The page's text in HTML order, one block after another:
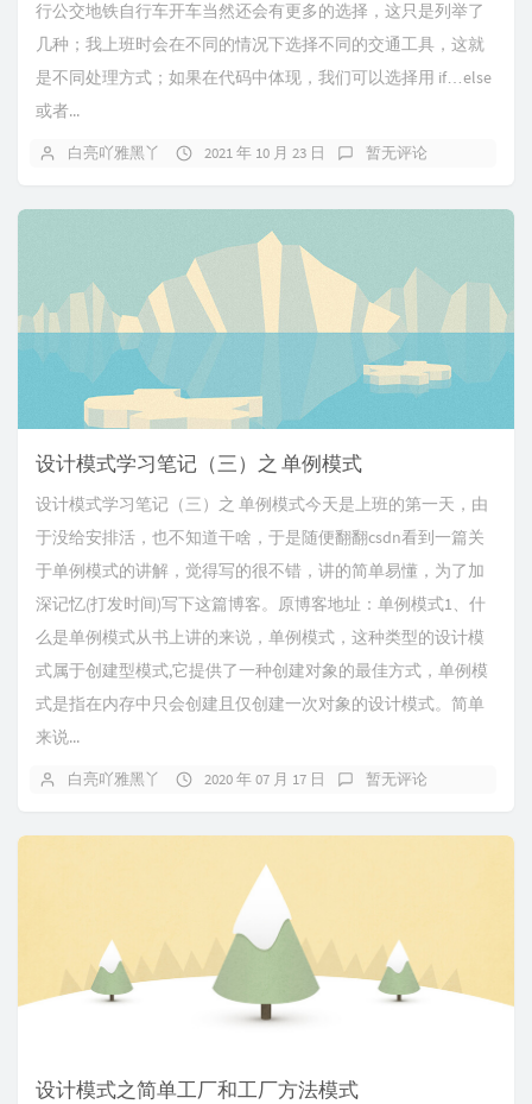
行公交地铁自行车开车当然还会有更多的选择，这只是列举了
几种；我上班时会在不同的情况下选择不同的交通工具，这就
是不同处理方式；如果在代码中体现，我们可以选择用 if…else
或者...
白亮吖雅黑丫 2021 年 10 月 23 日 暂无评论
设计模式学习笔记（三）之 单例模式
设计模式学习笔记（三）之 单例模式今天是上班的第一天，由
于没给安排活，也不知道干啥，于是随便翻翻csdn看到一篇关
于单例模式的讲解，觉得写的很不错，讲的简单易懂，为了加
深记忆(打发时间)写下这篇博客。原博客地址：单例模式1、什
么是单例模式从书上讲的来说，单例模式，这种类型的设计模
式属于创建型模式,它提供了一种创建对象的最佳方式，单例模
式是指在内存中只会创建且仅创建一次对象的设计模式。简单
来说...
白亮吖雅黑丫 2020 年 07 月 17 日 暂无评论
设计模式之简单工厂和工厂方法模式